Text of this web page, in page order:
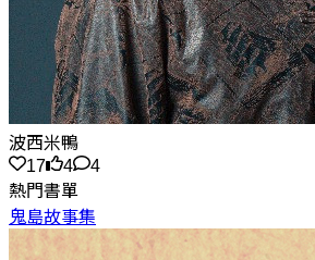
波西米鴨
17
4
4
熱門書單
鬼島故事集